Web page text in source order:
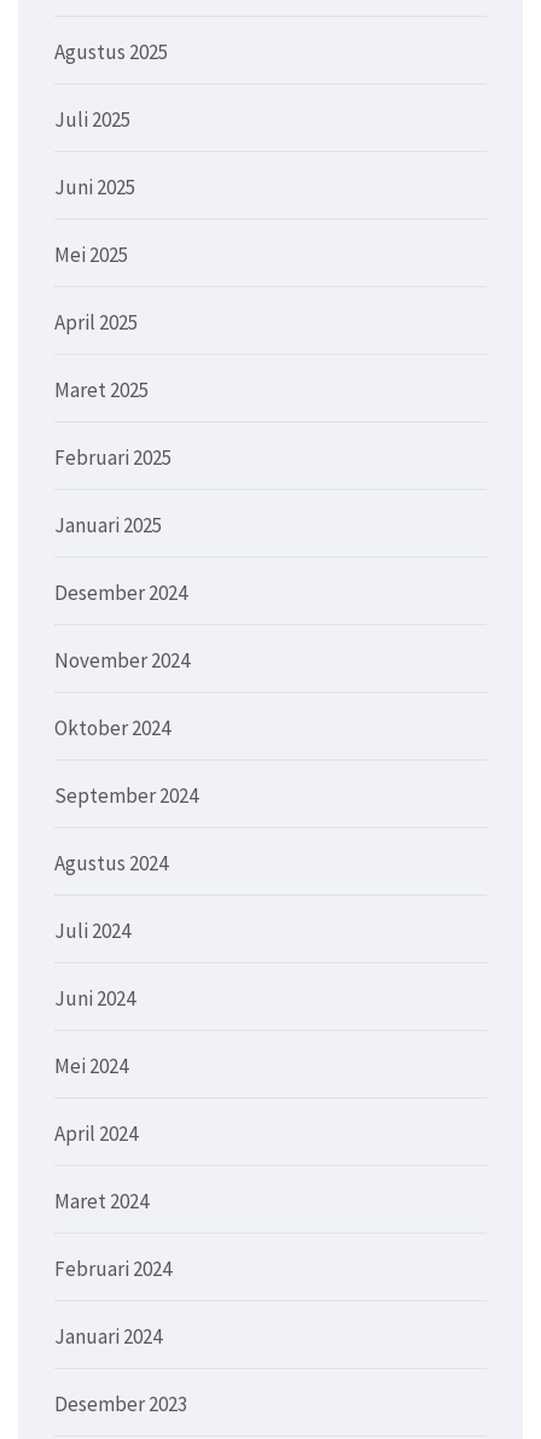
Agustus 2025
Juli 2025
Juni 2025
Mei 2025
April 2025
Maret 2025
Februari 2025
Januari 2025
Desember 2024
November 2024
Oktober 2024
September 2024
Agustus 2024
Juli 2024
Juni 2024
Mei 2024
April 2024
Maret 2024
Februari 2024
Januari 2024
Desember 2023